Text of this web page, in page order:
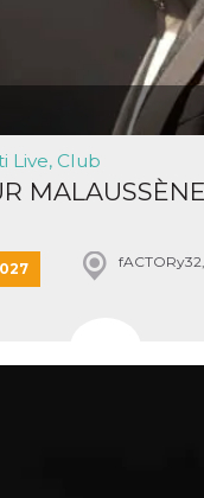
Live, Club
MALAUSSÈNE